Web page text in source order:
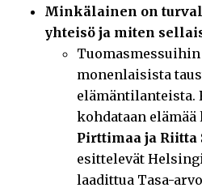
Minkälainen on
yhteisö ja miten
monenlaisista
elämäntilanteista.
kohdataan elämää
Pirttimaa ja
esittelevät
laadittua Tasa-